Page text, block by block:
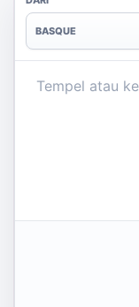
BASQUE